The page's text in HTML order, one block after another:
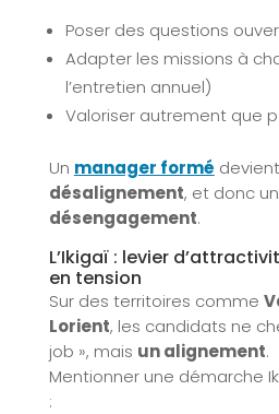
Poser des questions
Adapter les missions à
l’entretien annuel)
Valoriser autrement que
Un manager formé
désalignement, et donc un
désengagement.
L’Ikigaï : levier
en tension
Sur des territoires comme
Lorient, les candidats ne
job », mais un alignement.
Mentionner une démarche
: